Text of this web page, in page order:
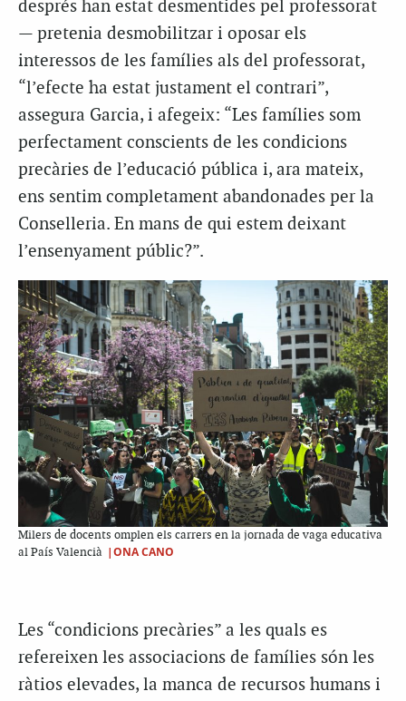
després han estat desmentides pel professorat
— pretenia desmobilitzar i oposar els
interessos de les famílies als del professorat,
“l’efecte ha estat justament el contrari”,
assegura Garcia, i afegeix: “Les famílies som
perfectament conscients de les condicions
precàries de l’educació pública i, ara mateix,
ens sentim completament abandonades per la
Conselleria. En mans de qui estem deixant
l’ensenyament públic?”.
Milers de docents omplen els carrers en la jornada de vaga educativa
al País Valencià |ONA CANO
Les “condicions precàries” a les quals es
refereixen les associacions de famílies són les
ràtios elevades, la manca de recursos humans i